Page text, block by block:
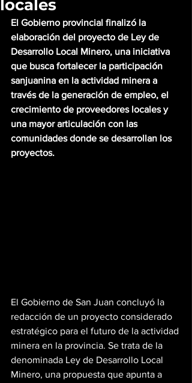
locales
El Gobierno provincial finalizó la
elaboración del proyecto de Ley de
Desarrollo Local Minero, una iniciativa
que busca fortalecer la participación
sanjuanina en la actividad minera a
través de la generación de empleo, el
crecimiento de proveedores locales y
una mayor articulación con las
comunidades donde se desarrollan los
proyectos.
El Gobierno de San Juan concluyó la
redacción de un proyecto considerado
estratégico para el futuro de la actividad
minera en la provincia. Se trata de la
denominada Ley de Desarrollo Local
Minero, una propuesta que apunta a